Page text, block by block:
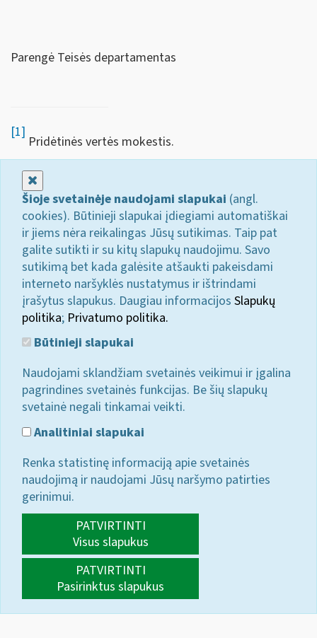
Parengė Teisės departamentas
[1]
Pridėtinės vertės mokestis.
Šioje svetainėje naudojami slapukai (angl.
cookies). Būtinieji slapukai įdiegiami automatiškai
ir jiems nėra reikalingas Jūsų sutikimas. Taip pat
galite sutikti ir su kitų slapukų naudojimu. Savo
sutikimą bet kada galėsite atšaukti pakeisdami
interneto naršyklės nustatymus ir ištrindami
įrašytus slapukus. Daugiau informacijos Slapukų
politika; Privatumo politika.
Būtinieji slapukai
Naudojami sklandžiam svetainės veikimui ir įgalina
pagrindines svetainės funkcijas. Be šių slapukų
svetainė negali tinkamai veikti.
Analitiniai slapukai
Renka statistinę informaciją apie svetainės
naudojimą ir naudojami Jūsų naršymo patirties
gerinimui.
PATVIRTINTI
Visus slapukus
PATVIRTINTI
Pasirinktus slapukus